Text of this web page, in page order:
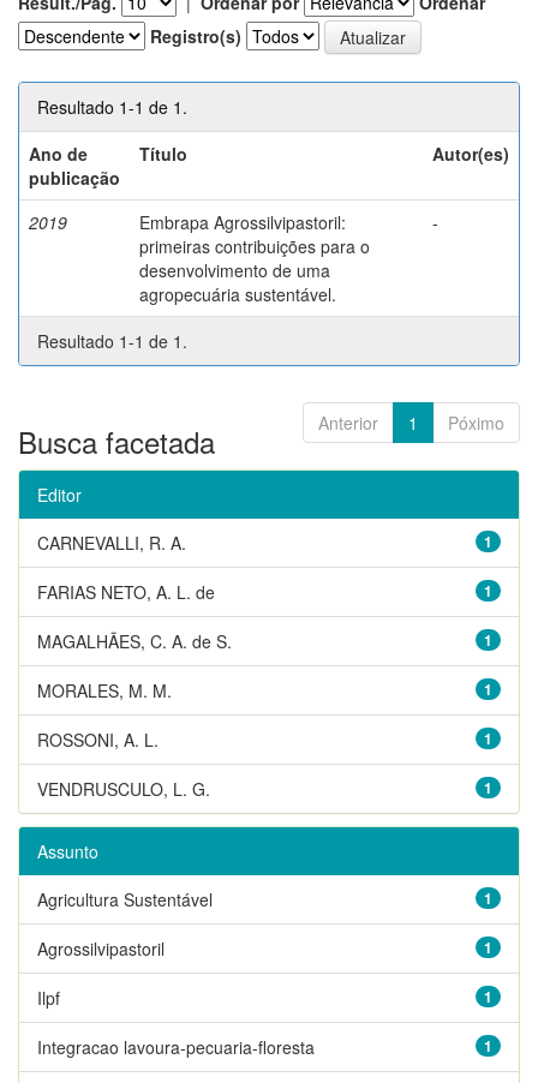
Registro(s)
Resultado 1-1 de 1.
Ano de
publicação
Título Autor(es)
2019
Embrapa Agrossilvipastoril:
primeiras contribuições para o
desenvolvimento de uma
agropecuária sustentável.
-
Resultado 1-1 de 1.
Anterior 1 Póximo
Busca facetada
Editor
1
CARNEVALLI, R. A.
1
FARIAS NETO, A. L. de
1
MAGALHÃES, C. A. de S.
1
MORALES, M. M.
1
ROSSONI, A. L.
1
VENDRUSCULO, L. G.
Assunto
1
Agricultura Sustentável
1
Agrossilvipastoril
1
Ilpf
1
Integracao lavoura-pecuaria-floresta